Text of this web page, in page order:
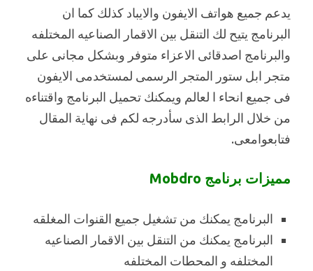
يدعم جميع هواتف الايفون والايباد كذلك كما ان
البرنامج يتيح لك التنقل بين الاقمار الصناعيه المختلفه
والبرنامج اصدقائى الاعزاء متوفر وبشكل مجانى على
متجر ابل ستور المتجر الرسمى لمستخدمى الايفون
فى جميع انحاء ا لعالم ويمكنك تحميل البرنامج واقتناءه
من خلال الرابط الذى سأدرجه لكم فى نهاية المقال
فتابعوامعى.
مميزات برنامج Mobdro
البرنامج يمكنك من تشغيل جميع القنوات المغلقه
البرنامج يمكنك من التنقل بين الاقمار الصناعيه
المختلفه و المحطات المختلفه